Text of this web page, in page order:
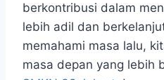
berkontribusi dalam
lebih adil dan
memahami masa lalu,
masa depan yang lebih